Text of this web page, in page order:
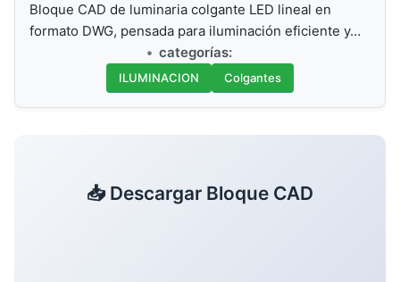
Bloque CAD de luminaria colgante LED lineal en
formato DWG, pensada para iluminación eficiente y…
categorías:
ILUMINACION Colgantes
📥 Descargar Bloque CAD